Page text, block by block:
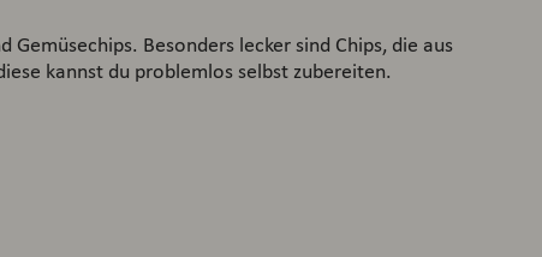
Besonders lecker sind Chips, die aus
kannst du problemlos selbst zubereiten.